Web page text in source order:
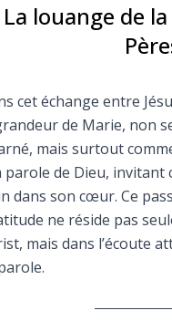
Chapelet
Contact
Faire un don
Marie de
La louange de
cet échange entre
de Marie, non
mais surtout
parole de Dieu, invitant
dans son cœur. Ce
ne réside pas
mais dans l’écoute